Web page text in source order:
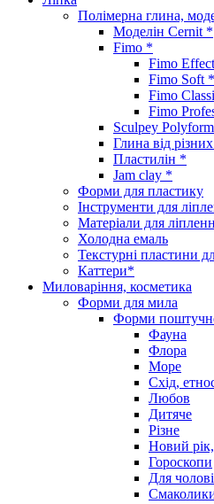
Полімерна глина,
Моделін Cernit *
Fimo *
Fimo
Fimo Soft *
Fimo
Fimo
Sculpey
Глина від
Пластилін *
Jam clay *
Форми для пластику
Інструменти для
Матеріали для
Холодна емаль
Текстурні пластини
Каттери*
Миловаріння, косметика
Форми для мила
Форми
Фауна
Флора
Море
Схід,
Любов
Дитяче
Різне
Новий рік,
Гороскопи
Для